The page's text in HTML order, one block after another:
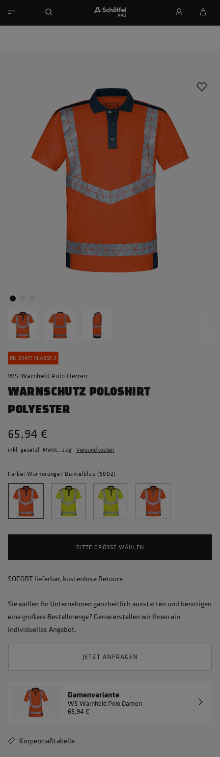
EN 20471 KLASSE 2
WS Warnheld Polo Herren
WARNSCHUTZ POLOSHIRT
POLYESTER
65,94 €
inkl. gesetzl. MwSt., zzgl.Versandkosten
Farbe: Warnorange/ Dunkelblau (5002)
BITTE GRÖSSE WÄHLEN
SOFORT lieferbar, kostenlose Retoure
Sie wollen Ihr Unternehmen ganzheitlich ausstatten und benötigen
eine größere Bestellmenge? Gerne erstellen wir Ihnen ein
individuelles Angebot.
JETZT ANFRAGEN
Damenvariante
WS Warnheld Polo Damen
65,94 €
Körpermaßtabelle